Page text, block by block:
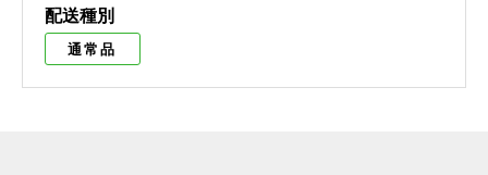
配送種別
通常品